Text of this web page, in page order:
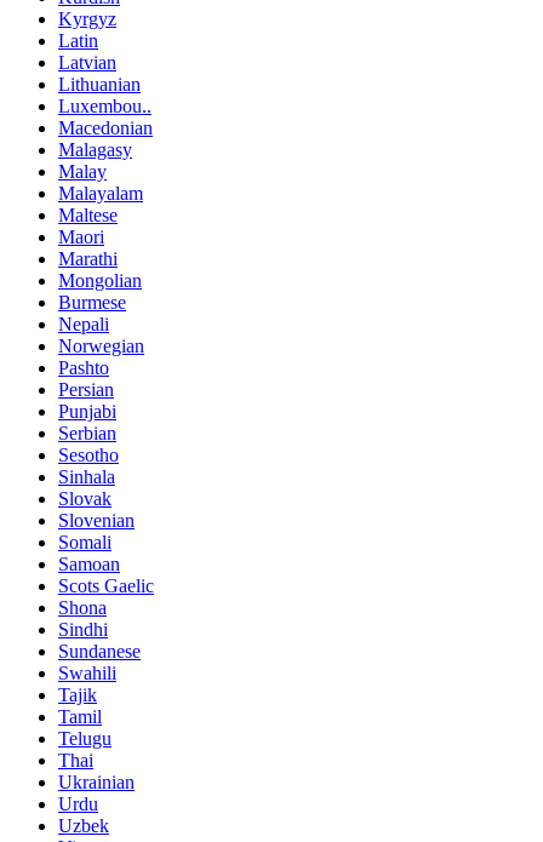
Kyrgyz
Latin
Latvian
Lithuanian
Luxembou..
Macedonian
Malagasy
Malay
Malayalam
Maltese
Maori
Marathi
Mongolian
Burmese
Nepali
Norwegian
Pashto
Persian
Punjabi
Serbian
Sesotho
Sinhala
Slovak
Slovenian
Somali
Samoan
Scots Gaelic
Shona
Sindhi
Sundanese
Swahili
Tajik
Tamil
Telugu
Thai
Ukrainian
Urdu
Uzbek